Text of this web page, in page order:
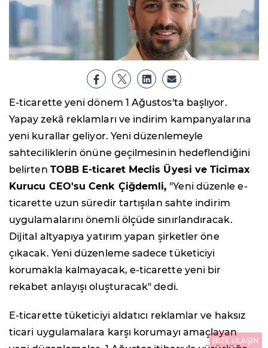
E-ticarette yeni dönem 1 Ağustos'ta başlıyor.
Yapay zekâ reklamları ve indirim kampanyalarına
yeni kurallar geliyor. Yeni düzenlemeyle
sahteciliklerin önüne geçilmesinin hedeflendiğini
belirten TOBB E-ticaret Meclis Üyesi ve Ticimax
Kurucu CEO'su Cenk Çiğdemli, "Yeni düzenle e-
ticarette uzun süredir tartışılan sahte indirim
uygulamalarını önemli ölçüde sınırlandıracak.
Dijital altyapıya yatırım yapan şirketler öne
çıkacak. Yeni düzenleme sadece tüketiciyi
korumakla kalmayacak, e-ticarette yeni bir
rekabet anlayışı oluşturacak" dedi.
E-ticarette tüketiciyi aldatıcı reklamlar ve haksız
ticari uygulamalara karşı korumayı amaçlayan
BİZE ULAŞIN